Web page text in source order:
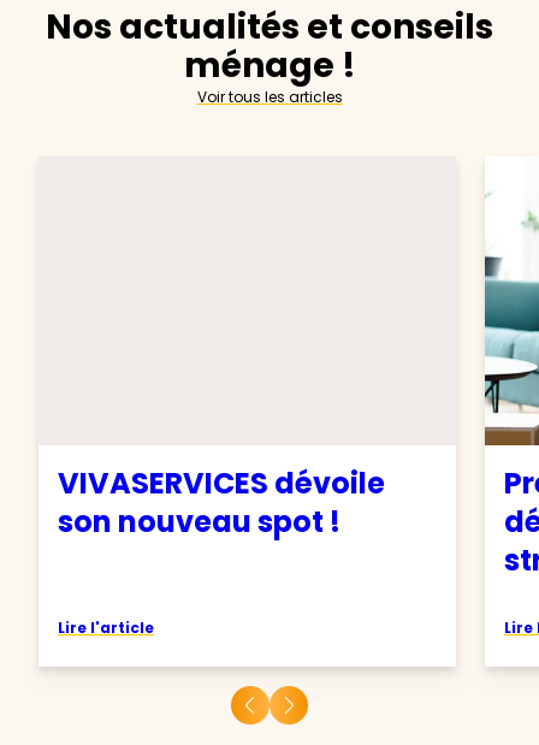
Nos actualités et conseils
ménage !
Voir tous les articles
VIVASERVICES dévoile
son nouveau spot !
Lire l'article